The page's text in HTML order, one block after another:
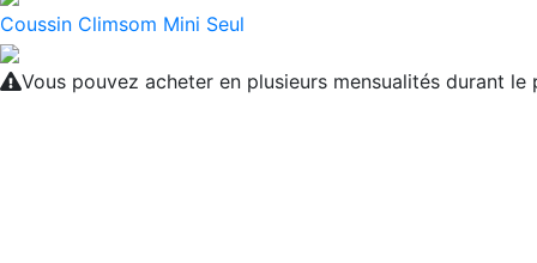
Coussin Climsom Mini Seul
Vous pouvez acheter en plusieurs mensualités durant le